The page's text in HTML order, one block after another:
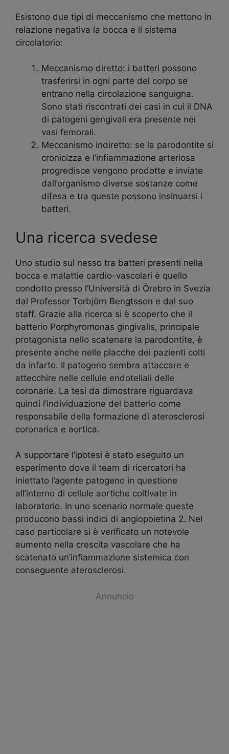
Esistono due tipi di meccanismo che mettono in
relazione negativa la bocca e il sistema
circolatorio:
Meccanismo diretto: i batteri possono
trasferirsi in ogni parte del corpo se
entrano nella circolazione sanguigna.
Sono stati riscontrati dei casi in cui il DNA
di patogeni gengivali era presente nei
vasi femorali.
Meccanismo indiretto: se la parodontite si
cronicizza e l’infiammazione arteriosa
progredisce vengono prodotte e inviate
dall’organismo diverse sostanze come
difesa e tra queste possono insinuarsi i
batteri.
Una ricerca svedese
Uno studio sul nesso tra batteri presenti nella
bocca e malattie cardio-vascolari è quello
condotto presso l’Università di Örebro in Svezia
dal Professor Torbjörn Bengtsson e dal suo
staff. Grazie alla ricerca si è scoperto che il
batterio Porphyromonas gingivalis, principale
protagonista nello scatenare la parodontite, è
presente anche nelle placche dei pazienti colti
da infarto. Il patogeno sembra attaccare e
attecchire nelle cellule endoteliali delle
coronarie. La tesi da dimostrare riguardava
quindi l’individuazione del batterio come
responsabile della formazione di aterosclerosi
coronarica e aortica.
A supportare l’ipotesi è stato eseguito un
esperimento dove il team di ricercatori ha
iniettato l’agente patogeno in questione
all’interno di cellule aortiche coltivate in
laboratorio. In uno scenario normale queste
producono bassi indici di angiopoietina 2. Nel
caso particolare si è verificato un notevole
aumento nella crescita vascolare che ha
scatenato un’infiammazione sistemica con
conseguente aterosclerosi.
Annuncio